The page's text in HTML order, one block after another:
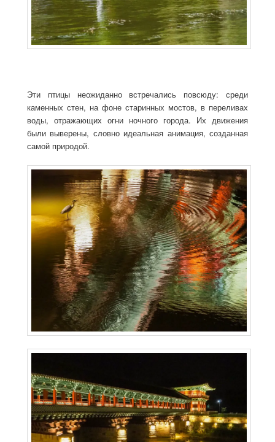
Эти птицы неожиданно встречались повсюду: среди
каменных стен, на фоне старинных мостов, в переливах
воды, отражающих огни ночного города. Их движения
были выверены, словно идеальная анимация, созданная
самой природой.